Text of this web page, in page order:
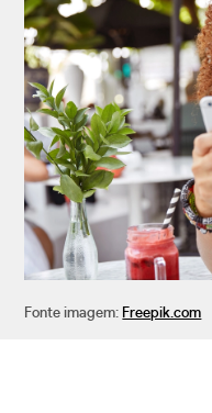
Fonte imagem: Freepik.com